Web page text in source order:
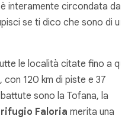
interamente circondata
se ti dico che sono di
le località citate fino a
120 km di piste e 37
sono la Tofana, la
rifugio Faloria merita una